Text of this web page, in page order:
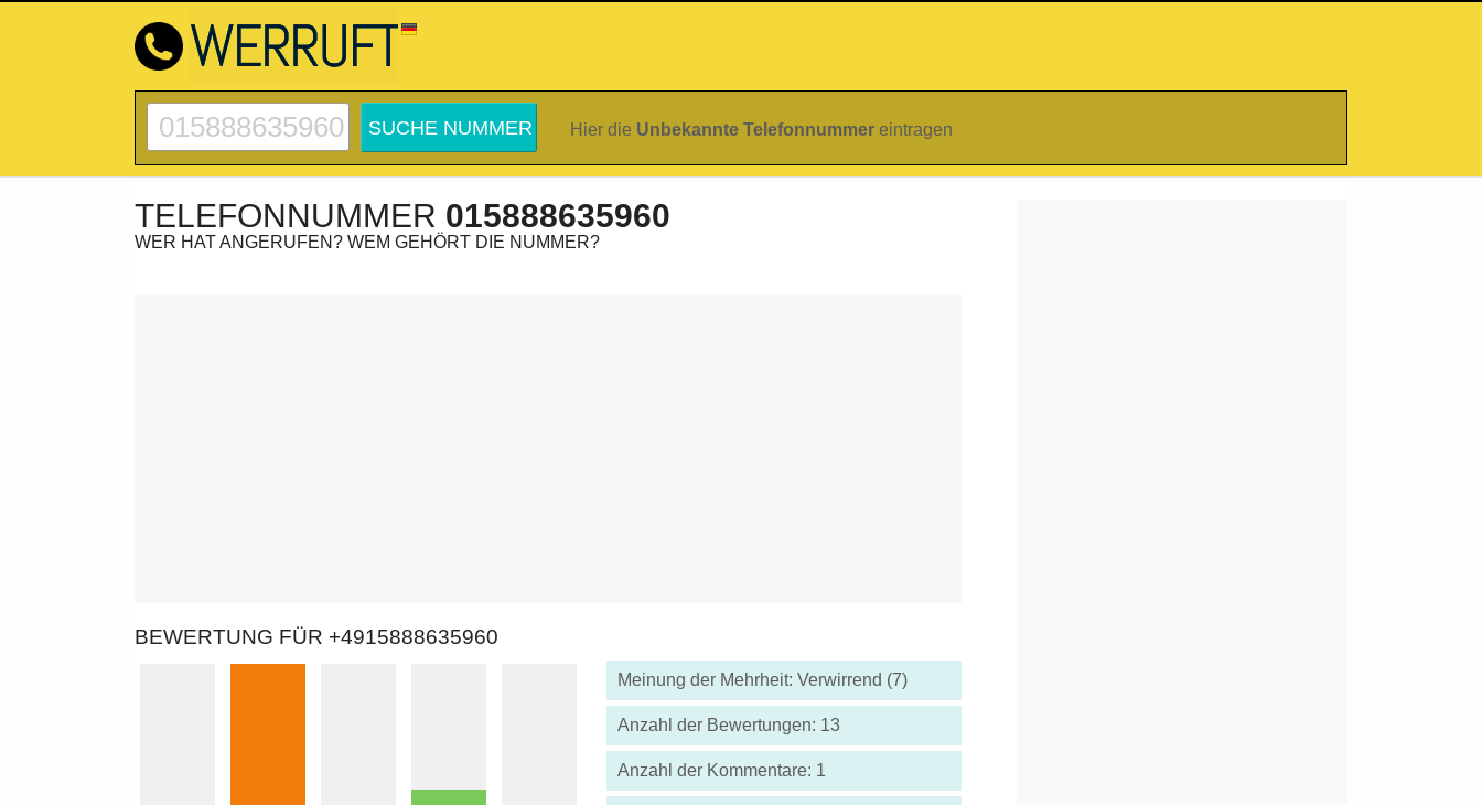
Hier die Unbekannte Telefonnummer eintragen
TELEFONNUMMER 015888635960
WER HAT ANGERUFEN? WEM GEHÖRT DIE NUMMER?
BEWERTUNG FÜR +4915888635960
Meinung der Mehrheit: Verwirrend (7)
Anzahl der Bewertungen: 13
Anzahl der Kommentare: 1